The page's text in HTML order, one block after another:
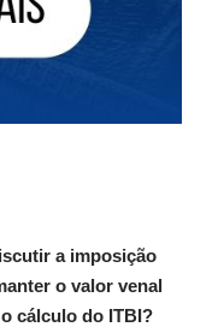
a imposição
o valor venal
cálculo do ITBI?